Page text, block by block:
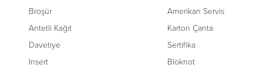
Broşür
Antetli Kağıt
Davetiye
Insert
Amerikan Servis
Karton Çanta
Sertifika
Bloknot